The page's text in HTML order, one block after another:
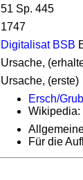
51 Sp. 445
1747
Digitalisat BSB
Ursache,
Ursache, (erste)
Ersch/
Wikipedia:
Für die